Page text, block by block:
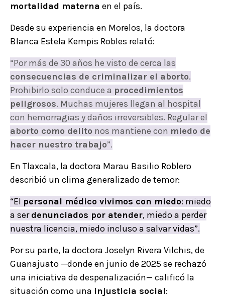
mortalidad materna en el país.
Desde su experiencia en Morelos, la doctora
Blanca Estela Kempis Robles relató:
“Por más de 30 años he visto de cerca las
consecuencias de criminalizar el aborto.
Prohibirlo solo conduce a procedimientos
peligrosos. Muchas mujeres llegan al hospital
con hemorragias y daños irreversibles. Regular el
aborto como delito nos mantiene con miedo de
hacer nuestro trabajo”.
En Tlaxcala, la doctora Marau Basilio Roblero
describió un clima generalizado de temor:
“El personal médico vivimos con miedo: miedo
a serdenunciados por atender, miedo a perder
nuestra licencia, miedo incluso a salvar vidas”.
Por su parte, la doctora Joselyn Rivera Vilchis, de
Guanajuato —donde en junio de 2025 se rechazó
una iniciativa de despenalización— calificó la
situación como una injusticia social: